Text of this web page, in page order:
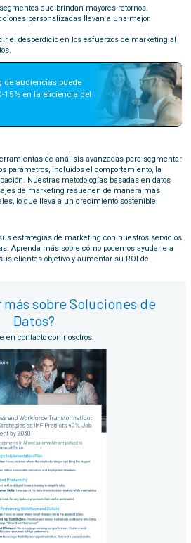
que brindan mayores retornos.
personalizadas llevan a una mejor
el desperdicio en los esfuerzos de marketing al
de audiencias puede
en la eficiencia del
de análisis avanzadas para segmentar
parámetros, incluidos el comportamiento, la
Nuestras metodologías basadas en datos
de marketing resuenen de manera más
lo que lleva a un crecimiento sostenible.
estrategias de marketing con nuestros servicios
Aprenda más sobre cómo podemos ayudarle a
clientes objetivo y aumentar su ROI de
más sobre Soluciones de
Datos?
en contacto con nosotros.